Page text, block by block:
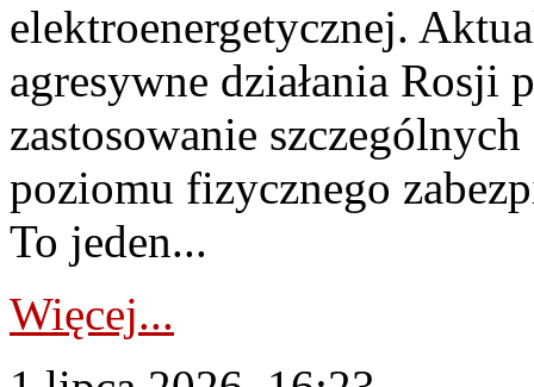
elektroenergetycznej.
agresywne działania Rosji
zastosowanie
poziomu fizycznego
To jeden...
Więcej...